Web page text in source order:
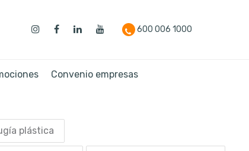
600 006 1000
Convenio empresas
plástica